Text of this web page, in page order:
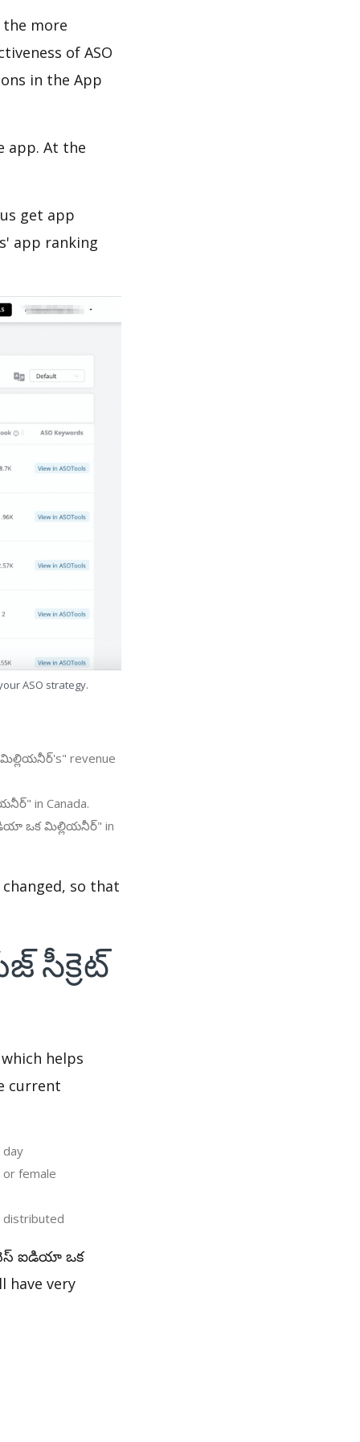
more
of ASO
in the App
app. At the
get app
app ranking
ASO strategy.
revenue
in Canada.
ఒక మిల్లియనీర్" in
so that
సీక్రెట్
helps
current
female
ఐడియా ఒక
have very